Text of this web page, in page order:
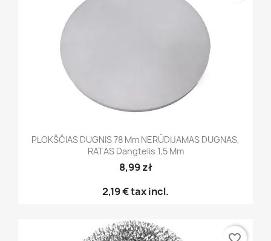
PLOKŠČIAS DUGNIS 78 Mm NERŪDIJAMAS DUGNAS,
RATAS Dangtelis 1,5 Mm
8,99 zł
2,19 €tax incl.